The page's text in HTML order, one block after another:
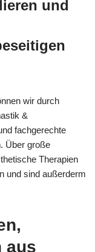
und
wir durch
&
fachgerechte
Über große
Therapien
und sind außerderm
aus